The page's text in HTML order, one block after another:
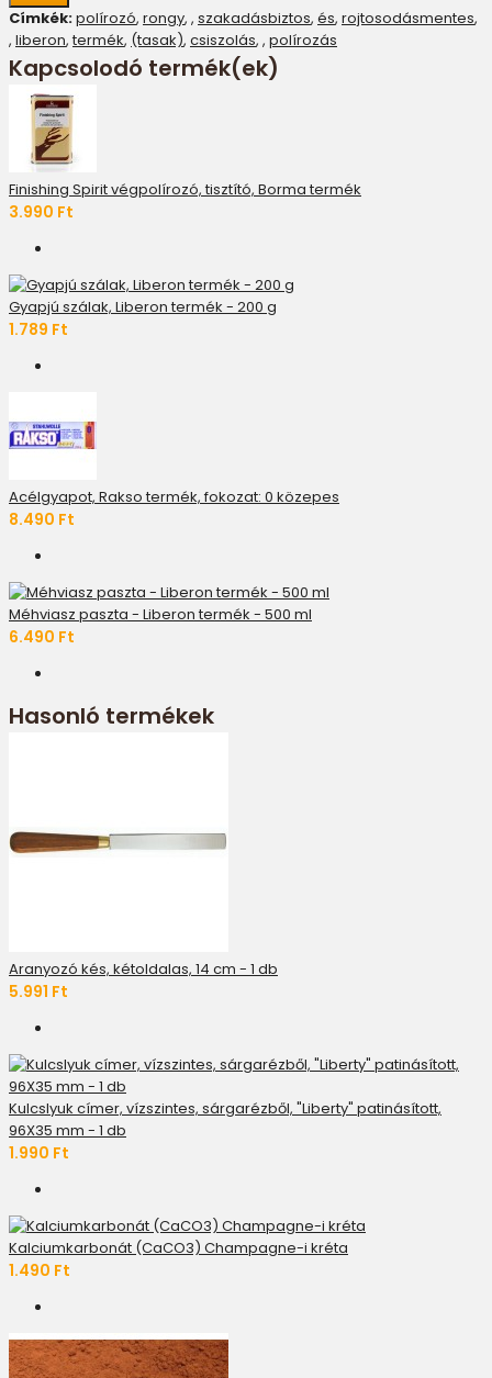
Címkék:polírozó, rongy, , szakadásbiztos, és, rojtosodásmentes,
, liberon,termék, (tasak), csiszolás, , polírozás
Kapcsolodó termék(ek)
Finishing Spirit végpolírozó, tisztító, Borma termék
3.990 Ft
Gyapjú szálak, Liberon termék - 200 g
1.789 Ft
Acélgyapot, Rakso termék, fokozat: 0 közepes
8.490 Ft
Méhviasz paszta - Liberon termék - 500 ml
6.490 Ft
Hasonló termékek
Aranyozó kés, kétoldalas, 14 cm - 1 db
5.991 Ft
Kulcslyuk címer, vízszintes, sárgarézből, "Liberty" patinásított,
96X35 mm - 1 db
1.990 Ft
Kalciumkarbonát (CaCO3) Champagne-i kréta
1.490 Ft